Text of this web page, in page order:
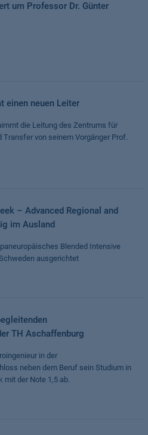
um Professor Dr. Günter
einen neuen Leiter
die Leitung des Zentrums für
von seinem Vorgänger Prof.
– Advanced Regional and
im Ausland
Blended Intensive
ausgerichtet
TH Aschaffenburg
in der
neben dem Beruf sein Studium in
mit der Note 1,5 ab.